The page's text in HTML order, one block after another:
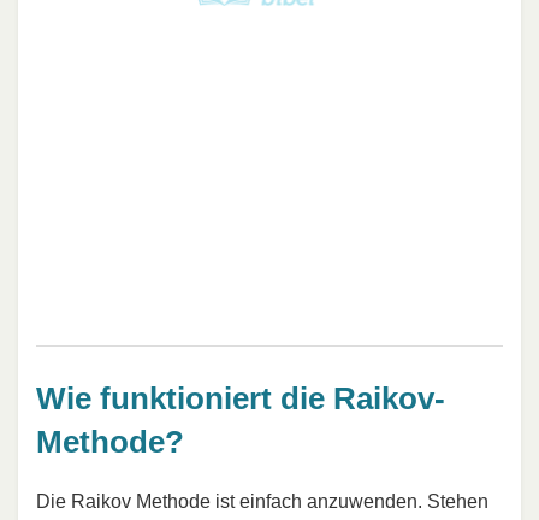
Wie funktioniert die Raikov-
Methode?
Die Raikov Methode ist einfach anzuwenden. Stehen